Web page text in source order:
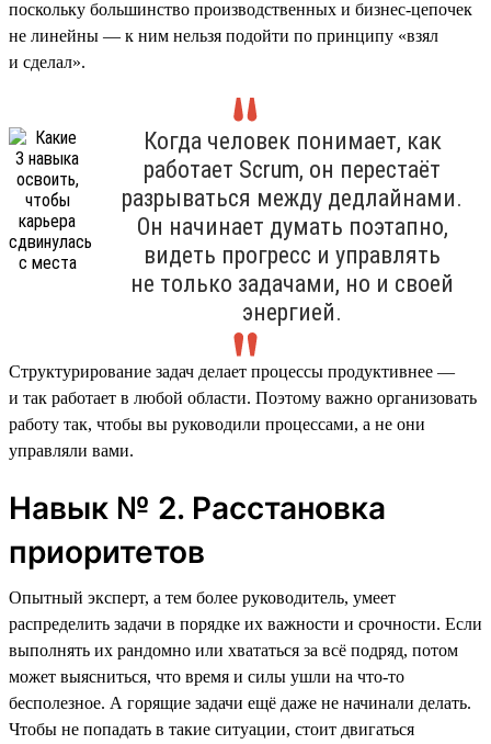
поскольку большинство производственных и бизнес-цепочек
не линейны — к ним нельзя подойти по принципу «взял
и сделал».
Когда человек понимает, как
работает Scrum, он перестаёт
разрываться между дедлайнами.
Он начинает думать поэтапно,
видеть прогресс и управлять
не только задачами, но и своей
энергией.
Структурирование задач делает процессы продуктивнее —
и так работает в любой области. Поэтому важно организовать
работу так, чтобы вы руководили процессами, а не они
управляли вами.
Навык № 2. Расстановка
приоритетов
Опытный эксперт, а тем более руководитель, умеет
распределить задачи в порядке их важности и срочности. Если
выполнять их рандомно или хвататься за всё подряд, потом
может выясниться, что время и силы ушли на что-то
бесполезное. А горящие задачи ещё даже не начинали делать.
Чтобы не попадать в такие ситуации, стоит двигаться